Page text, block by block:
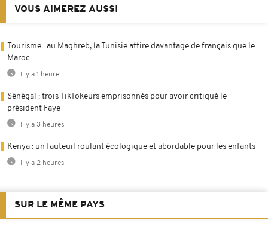
VOUS AIMEREZ AUSSI
Tourisme : au Maghreb, la Tunisie attire davantage de français que le
Maroc
Il y a 1 heure
Sénégal : trois TikTokeurs emprisonnés pour avoir critiqué le
président Faye
Il y a 3 heures
Kenya : un fauteuil roulant écologique et abordable pour les enfants
Il y a 2 heures
SUR LE MÊME PAYS